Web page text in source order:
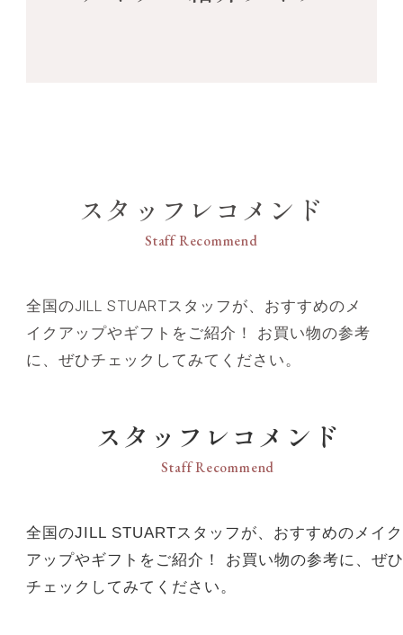
スタッフレコメンド
Staff Recommend
全国のJILL STUARTスタッフが、おすすめのメ
イクアップやギフトをご紹介！ お買い物の参考
に、ぜひチェックしてみてください。
スタッフレコメンド
Staff Recommend
全国のJILL STUARTスタッフが、おすすめのメイク
アップやギフトをご紹介！ お買い物の参考に、ぜひ
チェックしてみてください。